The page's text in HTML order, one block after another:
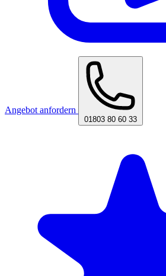
Angebot anfordern
01803 80 60 33